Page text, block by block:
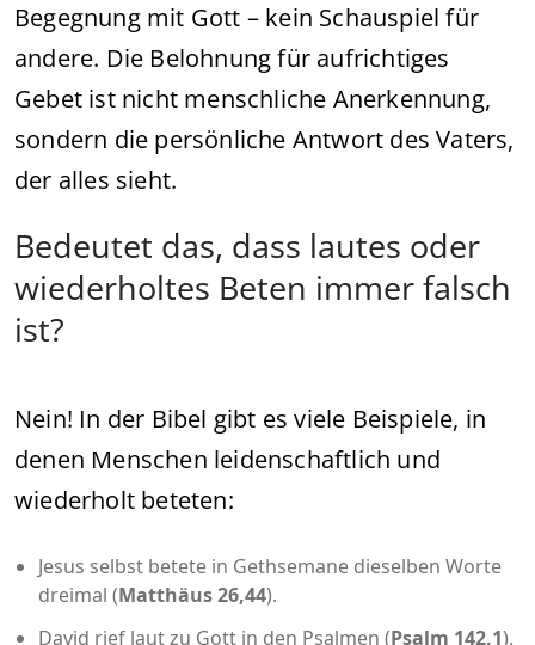
Begegnung mit Gott – kein Schauspiel für
andere. Die Belohnung für aufrichtiges
Gebet ist nicht menschliche Anerkennung,
sondern die persönliche Antwort des Vaters,
der alles sieht.
Bedeutet das, dass lautes oder
wiederholtes Beten immer falsch
ist?
Nein! In der Bibel gibt es viele Beispiele, in
denen Menschen leidenschaftlich und
wiederholt beteten:
Jesus selbst betete in Gethsemane dieselben Worte
dreimal (Matthäus 26,44).
David rief laut zu Gott in den Psalmen (Psalm 142,1).